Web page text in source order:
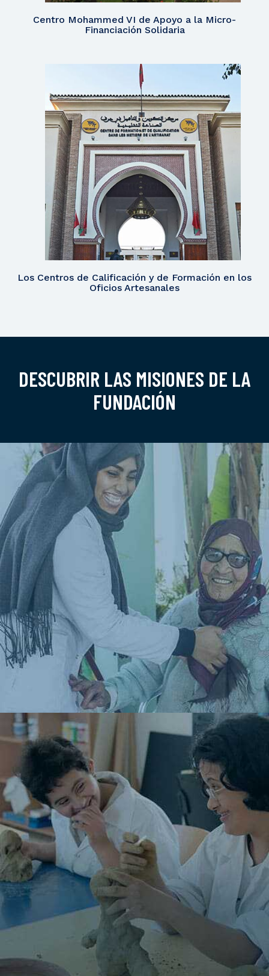
Centro Mohammed VI de Apoyo a la Micro-
Financiación Solidaria
Los Centros de Calificación y de Formación en los
Oficios Artesanales
DESCUBRIR LAS MISIONES DE LA
FUNDACIÓN